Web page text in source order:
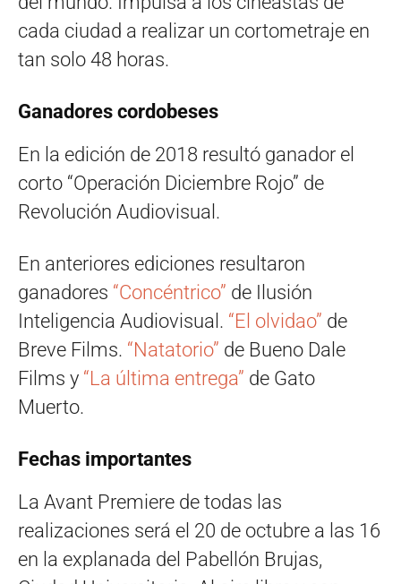
cada ciudad a realizar un cortometraje en
tan solo 48 horas.
Ganadores cordobeses
En la edición de 2018 resultó ganador el
corto “Operación Diciembre Rojo” de
Revolución Audiovisual.
En anteriores ediciones resultaron
ganadores “Concéntrico” de Ilusión
Inteligencia Audiovisual. “El olvidao” de
Breve Films. “Natatorio” de Bueno Dale
Films y “La última entrega” de Gato
Muerto.
Fechas importantes
La Avant Premiere de todas las
realizaciones será el 20 de octubre a las 16
en la explanada del Pabellón Brujas,